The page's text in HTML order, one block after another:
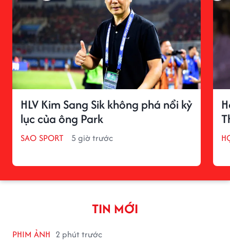
HLV Kim Sang Sik không phá nổi kỷ
lục của ông Park
SAO SPORT 5 giờ trước
TIN MỚI
PHIM ẢNH 2 phút trước